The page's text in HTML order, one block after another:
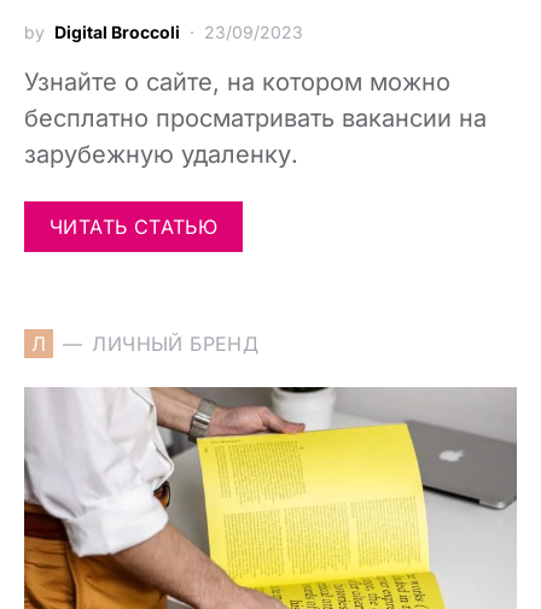
by Digital Broccoli 23/09/2023
Узнайте о сайте, на котором можно
бесплатно просматривать вакансии на
зарубежную удаленку.
ЧИТАТЬ СТАТЬЮ
Л ЛИЧНЫЙ БРЕНД